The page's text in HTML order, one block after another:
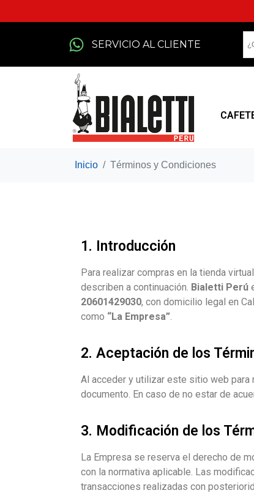
SERVICIO AL CLIENTE
Inicio Términos y Condiciones
1. Introducción
Para realizar compras en la tienda virtual
describen a continuación. Bialetti Perú
20601429030, con domicilio legal en
como “La Empresa”.
2. Aceptación de los
Al acceder y utilizar este sitio web para
documento. En caso de no estar de
3. Modificación de los
La Empresa se reserva el derecho de
con la normativa aplicable. Las
transacciones realizadas con